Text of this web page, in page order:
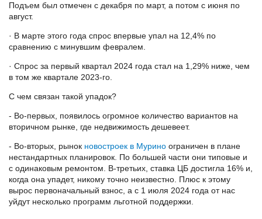
Подъем был отмечен с декабря по март, а потом с июня по
август.
· В марте этого года спрос впервые упал на 12,4% по
сравнению с минувшим февралем.
· Спрос за первый квартал 2024 года стал на 1,29% ниже, чем
в том же квартале 2023-го.
С чем связан такой упадок?
- Во-первых, появилось огромное количество вариантов на
вторичном рынке, где недвижимость дешевеет.
- Во-вторых, рынок новостроек в Мурино ограничен в плане
нестандартных планировок. По большей части они типовые и
с одинаковым ремонтом. В-третьих, ставка ЦБ достигла 16% и,
когда она упадет, никому точно неизвестно. Плюс к этому
вырос первоначальный взнос, а с 1 июля 2024 года от нас
уйдут несколько программ льготной поддержки.